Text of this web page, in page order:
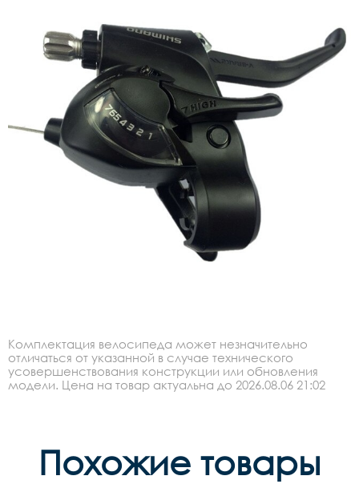
Комплектация велосипеда может незначительно
отличаться от указанной в случае технического
усовершенствования конструкции или обновления
модели. Цена на товар актуальна до 2026.08.06 21:02
Похожие товары